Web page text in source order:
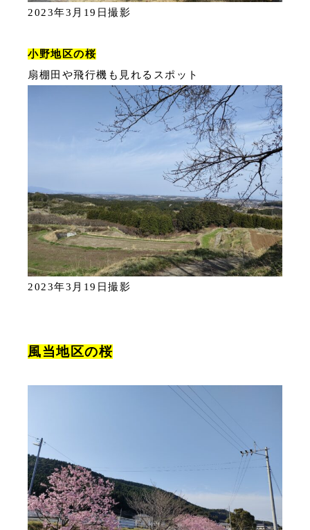
2023年3月19日撮影
小野地区の桜
扇棚田や飛行機も見れるスポット
2023年3月19日撮影
風当地区の桜